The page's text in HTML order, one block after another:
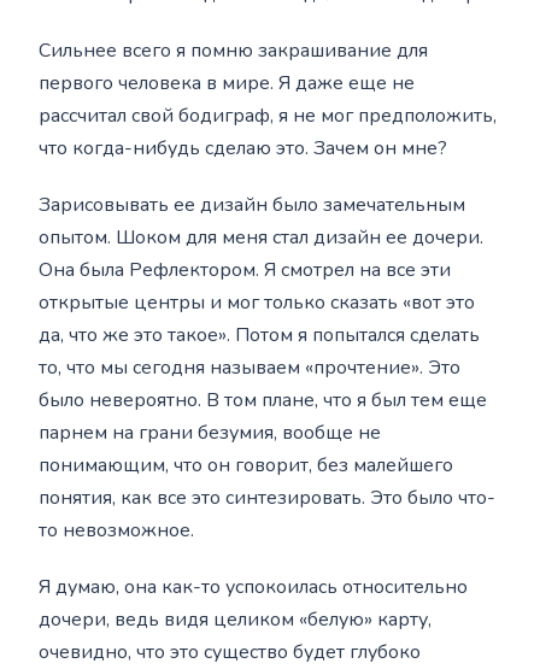
Сильнее всего я помню закрашивание для
первого человека в мире. Я даже еще не
рассчитал свой бодиграф, я не мог предположить,
что когда-нибудь сделаю это. Зачем он мне?
Зарисовывать ее дизайн было замечательным
опытом. Шоком для меня стал дизайн ее дочери.
Она была Рефлектором. Я смотрел на все эти
открытые центры и мог только сказать «вот это
да, что же это такое». Потом я попытался сделать
то, что мы сегодня называем «прочтение». Это
было невероятно. В том плане, что я был тем еще
парнем на грани безумия, вообще не
понимающим, что он говорит, без малейшего
понятия, как все это синтезировать. Это было что-
то невозможное.
Я думаю, она как-то успокоилась относительно
дочери, ведь видя целиком «белую» карту,
очевидно, что это существо будет глубоко